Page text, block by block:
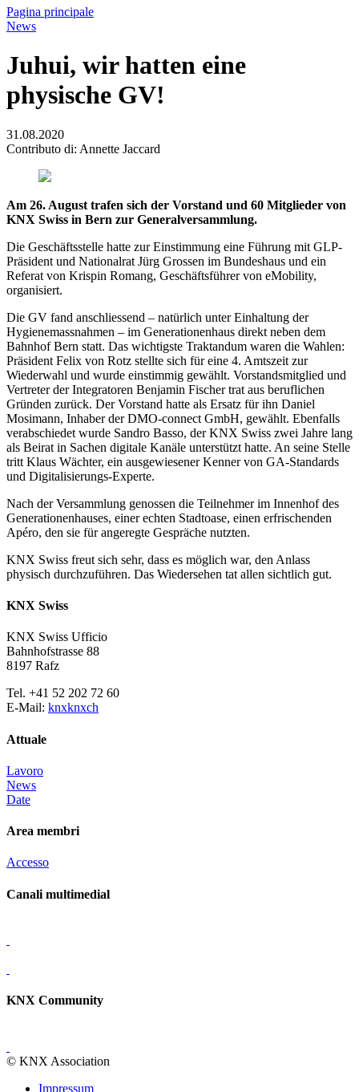
Pagina principale
News
Juhui, wir hatten eine
physische GV!
31.08.2020
Contributo di: Annette Jaccard
Am 26. August trafen sich der Vorstand und 60 Mitglieder von
KNX Swiss in Bern zur Generalversammlung.
Die Geschäftsstelle hatte zur Einstimmung eine Führung mit GLP-
Präsident und Nationalrat Jürg Grossen im Bundeshaus und ein
Referat von Krispin Romang, Geschäftsführer von eMobility,
organisiert.
Die GV fand anschliessend – natürlich unter Einhaltung der
Hygienemassnahmen – im Generationenhaus direkt neben dem
Bahnhof Bern statt. Das wichtigste Traktandum waren die Wahlen:
Präsident Felix von Rotz stellte sich für eine 4. Amtszeit zur
Wiederwahl und wurde einstimmig gewählt. Vorstandsmitglied und
Vertreter der Integratoren Benjamin Fischer trat aus beruflichen
Gründen zurück. Der Vorstand hatte als Ersatz für ihn Daniel
Mosimann, Inhaber der DMO-connect GmbH, gewählt. Ebenfalls
verabschiedet wurde Sandro Basso, der KNX Swiss zwei Jahre lang
als Beirat in Sachen digitale Kanäle unterstützt hatte. An seine Stelle
tritt Klaus Wächter, ein ausgewiesener Kenner von GA-Standards
und Digitalisierungs-Experte.
Nach der Versammlung genossen die Teilnehmer im Innenhof des
Generationenhauses, einer echten Stadtoase, einen erfrischenden
Apéro, den sie für angeregte Gespräche nutzten.
KNX Swiss freut sich sehr, dass es möglich war, den Anlass
physisch durchzuführen. Das Wiedersehen tat allen sichtlich gut.
KNX Swiss
KNX Swiss Ufficio
Bahnhofstrasse 88
8197 Rafz
Tel. +41 52 202 72 60
E-Mail: knxknxch
Attuale
Lavoro
News
Date
Area membri
Accesso
Canali multimedial
KNX Community
© KNX Association
Impressum